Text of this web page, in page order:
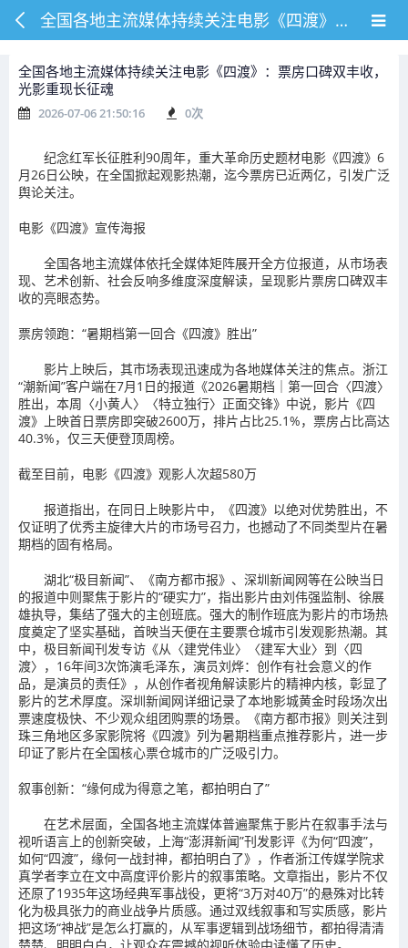
全国各地主流媒体持续关注电影《四渡》：票房口碑双丰收，光影重现长征魂
全国各地主流媒体持续关注电影《四渡》：票房口碑双丰收，
光影重现长征魂
2026-07-06 21:50:16 0次
纪念红军长征胜利90周年，重大革命历史题材电影《四渡》6
月26日公映，在全国掀起观影热潮，迄今票房已近两亿，引发广泛
舆论关注。
电影《四渡》宣传海报
全国各地主流媒体依托全媒体矩阵展开全方位报道，从市场表
现、艺术创新、社会反响多维度深度解读，呈现影片票房口碑双丰
收的亮眼态势。
票房领跑：“暑期档第一回合《四渡》胜出”
影片上映后，其市场表现迅速成为各地媒体关注的焦点。浙江
“潮新闻”客户端在7月1日的报道《2026暑期档｜第一回合〈四渡〉
胜出，本周〈小黄人〉〈特立独行〉正面交锋》中说，影片《四
渡》上映首日票房即突破2600万，排片占比25.1%，票房占比高达
40.3%，仅三天便登顶周榜。
截至目前，电影《四渡》观影人次超580万
报道指出，在同日上映影片中，《四渡》以绝对优势胜出，不
仅证明了优秀主旋律大片的市场号召力，也撼动了不同类型片在暑
期档的固有格局。
湖北“极目新闻”、《南方都市报》、深圳新闻网等在公映当日
的报道中则聚焦于影片的“硬实力”，指出影片由刘伟强监制、徐展
雄执导，集结了强大的主创班底。强大的制作班底为影片的市场热
度奠定了坚实基础，首映当天便在主要票仓城市引发观影热潮。其
中，极目新闻刊发专访《从〈建党伟业〉〈建军大业〉到〈四
渡〉，16年间3次饰演毛泽东，演员刘烨：创作有社会意义的作
品，是演员的责任》，从创作者视角解读影片的精神内核，彰显了
影片的艺术厚度。深圳新闻网详细记录了本地影城黄金时段场次出
票速度极快、不少观众组团购票的场景。《南方都市报》则关注到
珠三角地区多家影院将《四渡》列为暑期档重点推荐影片，进一步
印证了影片在全国核心票仓城市的广泛吸引力。
叙事创新：“缘何成为得意之笔，都拍明白了”
在艺术层面，全国各地主流媒体普遍聚焦于影片在叙事手法与
视听语言上的创新突破，上海“澎湃新闻”刊发影评《为何“四渡”，
如何“四渡”，缘何一战封神，都拍明白了》，作者浙江传媒学院求
真学者李立在文中高度评价影片的叙事策略。文章指出，影片不仅
还原了1935年这场经典军事战役，更将“3万对40万”的悬殊对比转
化为极具张力的商业战争片质感。通过双线叙事和写实质感，影片
把这场“神战”是怎么打赢的，从军事逻辑到战场细节，都拍得清清